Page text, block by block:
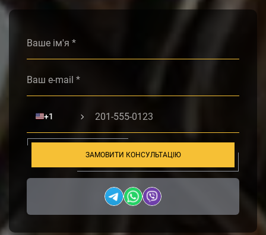
🇺🇸+1
ЗАМОВИТИ КОНСУЛЬТАЦІЮ